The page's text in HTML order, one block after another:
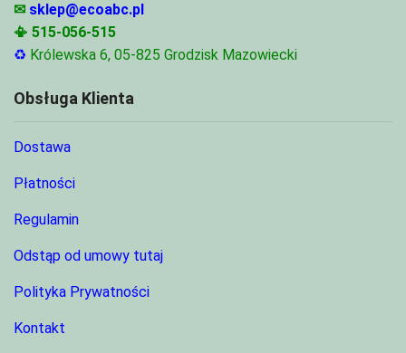
✉ sklep@ecoabc.pl
📳 515-056-515
♻ Królewska 6, 05-825 Grodzisk Mazowiecki
Obsługa Klienta
Dostawa
Płatności
Regulamin
Odstąp od umowy tutaj
Polityka Prywatności
Kontakt